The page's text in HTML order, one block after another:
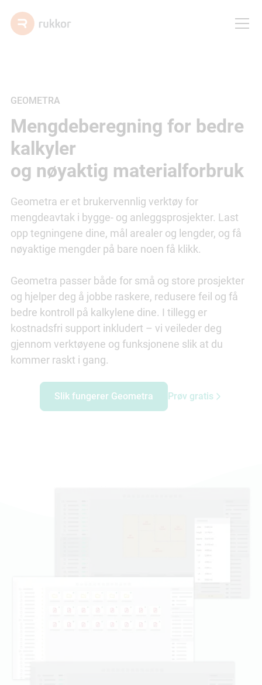
GEOMETRA
Mengdeberegning for bedre
kalkyler
og nøyaktig materialforbruk
Geometra er et brukervennlig verktøy for
mengdeavtak i bygge- og anleggsprosjekter. Last
opp tegningene dine, mål arealer og lengder, og få
nøyaktige mengder på bare noen få klikk.
Geometra passer både for små og store prosjekter
og hjelper deg å jobbe raskere, redusere feil og få
bedre kontroll på kalkylene dine. I tillegg er
kostnadsfri support inkludert – vi veileder deg
gjennom verktøyene og funksjonene slik at du
kommer raskt i gang.
Slik fungerer Geometra Prøv gratis